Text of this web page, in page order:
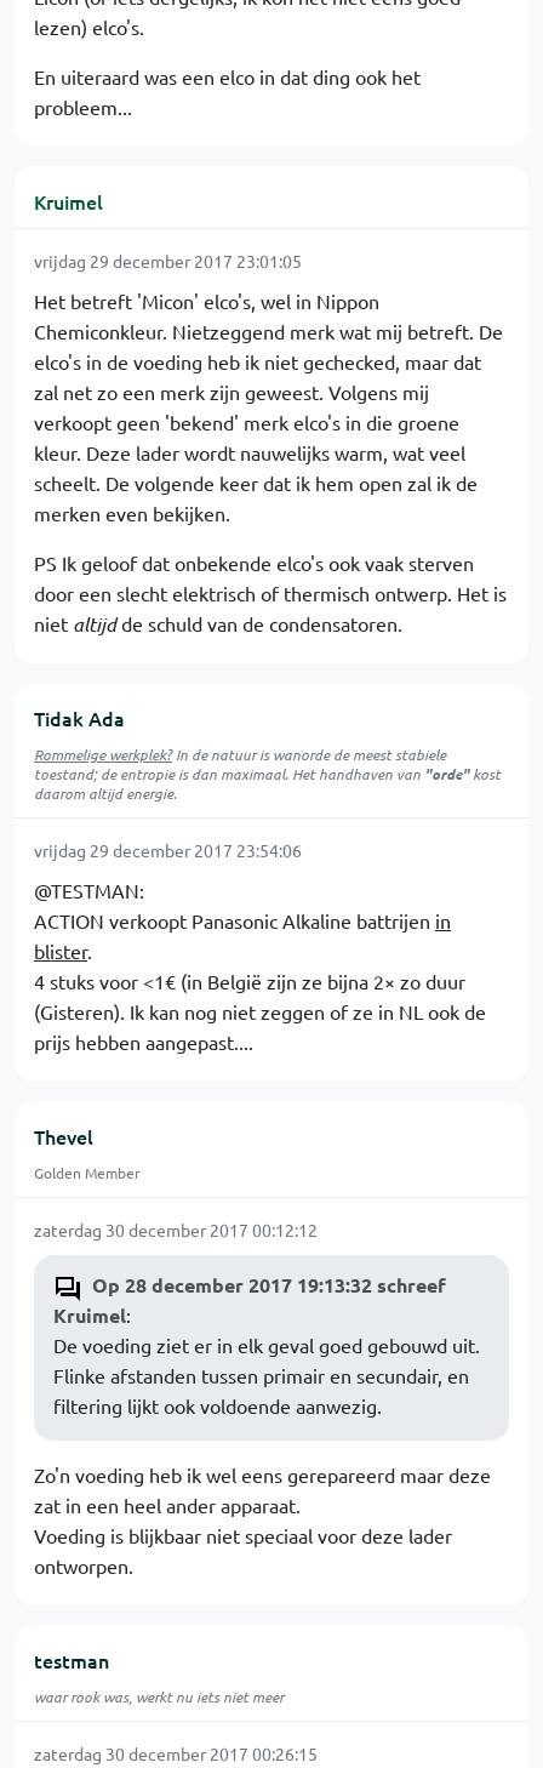
lezen) elco's.
En uiteraard was een elco in dat ding ook het
probleem...
Kruimel
vrijdag 29 december 2017 23:01:05
Het betreft 'Micon' elco's, wel in Nippon
Chemiconkleur. Nietzeggend merk wat mij betreft. De
elco's in de voeding heb ik niet gechecked, maar dat
zal net zo een merk zijn geweest. Volgens mij
verkoopt geen 'bekend' merk elco's in die groene
kleur. Deze lader wordt nauwelijks warm, wat veel
scheelt. De volgende keer dat ik hem open zal ik de
merken even bekijken.
PS Ik geloof dat onbekende elco's ook vaak sterven
door een slecht elektrisch of thermisch ontwerp. Het is
niet altijdde schuld van de condensatoren.
Tidak Ada
Rommelige werkplek?In de natuur iswanordede meest stabiele
toestand; de entropie is dan maximaal. Het handhaven van "orde"kost
daarom altijd energie.
vrijdag 29 december 2017 23:54:06
@TESTMAN:
ACTION verkoopt Panasonic Alkaline battrijen in
blister.
4 stuks voor <1€ (in België zijn ze bijna 2× zo duur
(Gisteren). Ik kan nog niet zeggen of ze in NL ook de
prijs hebben aangepast....
Thevel
Golden Member
zaterdag 30 december 2017 00:12:12
Op 28 december 2017 19:13:32 schreef
Kruimel:
De voeding ziet er in elk geval goed gebouwd uit.
Flinke afstanden tussen primair en secundair, en
filtering lijkt ook voldoende aanwezig.
Zo'n voeding heb ik wel eens gerepareerd maar deze
zat in een heel ander apparaat.
Voeding is blijkbaar niet speciaal voor deze lader
ontworpen.
testman
waar rook was, werkt nu iets niet meer
zaterdag 30 december 2017 00:26:15